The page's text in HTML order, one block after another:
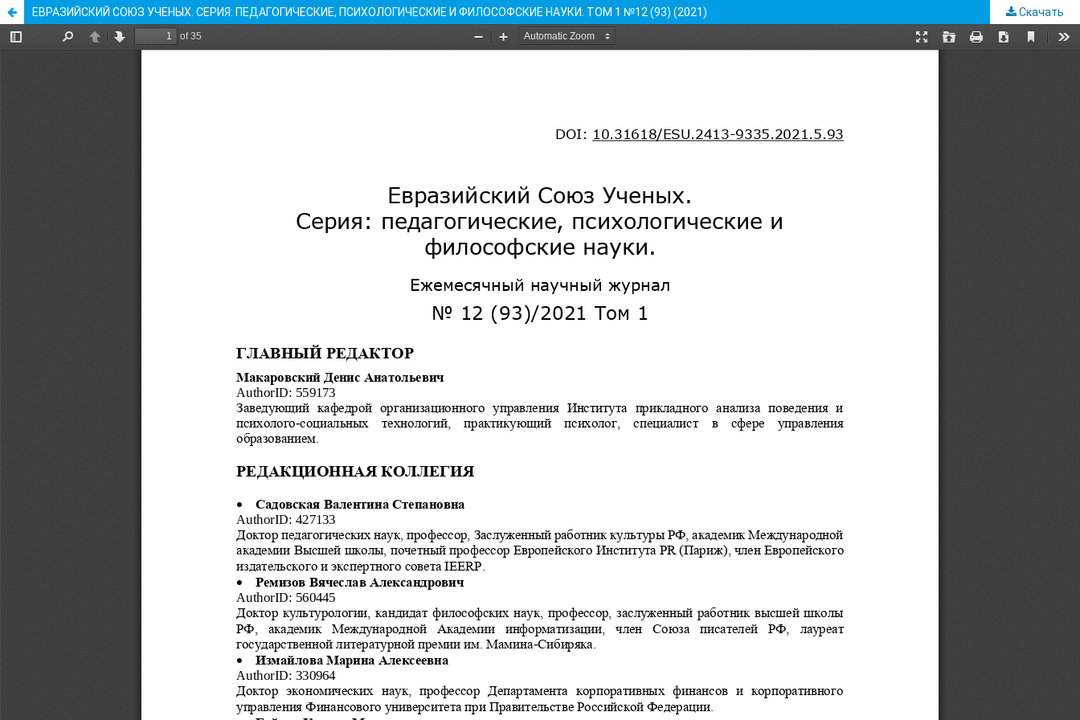
ЕВРАЗИЙСКИЙ СОЮЗ УЧЕНЫХ. СЕРИЯ: ПЕДАГОГИЧЕСКИЕ, ПСИХОЛОГИЧЕСКИЕ И ФИЛОСОФСКИЕ НАУКИ. ТОМ 1 №12 (93) (2021) Скачать